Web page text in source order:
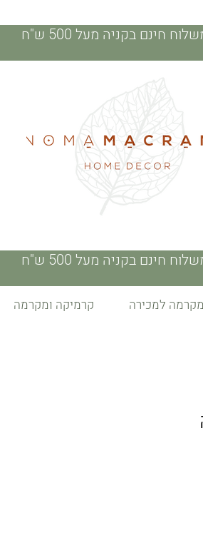
חינם בקניה מעל 500 ש"ח
מקרמה למכירה קרמיקה ומקרמה
חינם בקניה מעל 500 ש"ח